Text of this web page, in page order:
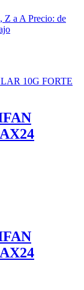
Z a APrecio: de